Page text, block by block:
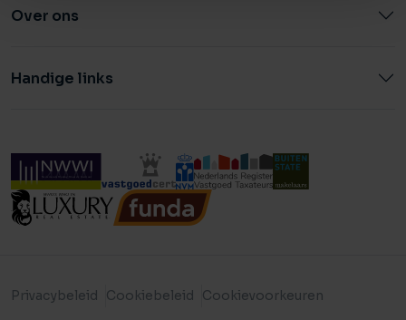
Over ons
Handige links
Privacybeleid Cookiebeleid Cookievoorkeuren